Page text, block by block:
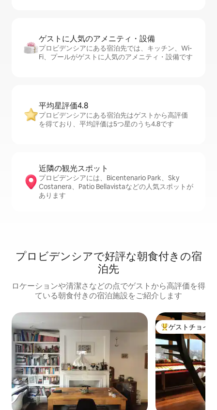
ゲストに人⁠気⁠のア⁠メ⁠ニ⁠テ⁠ィ・設⁠備
プロビデンシアにある宿泊先では、キッチン、Wi-
Fi、プールがゲストに人気のアメニティ・設備です
平均星評価4.8
プロビデンシアにある宿泊先はゲストから高評価
を得ており、平均評価は5つ星のうち4.8です
近隣の観光ス⁠ポ⁠ッ⁠ト
プロビデンシアには、Bicentenario Park、Sky
Costanera、Patio Bellavistaなどの人気スポットが
あります
プロビデンシアで好評な朝食付きの宿
泊先
ロケーションや清潔さなどの点でゲストから高評価を得
ている朝食付きの宿泊施設をご紹介します
大好評のゲスト
ゲストチョイス